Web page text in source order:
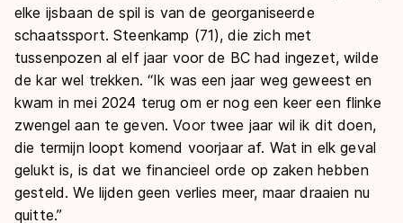
elke ijsbaan de spil is van de georganiseerde
schaatssport. Steenkamp (71), die zich met
tussenpozen al elf jaar voor de BC had ingezet, wilde
de kar wel trekken. “Ik was een jaar weg geweest en
kwam in mei 2024 terug om er nog een keer een flinke
zwengel aan te geven. Voor twee jaar wil ik dit doen,
die termijn loopt komend voorjaar af. Wat in elk geval
gelukt is, is dat we financieel orde op zaken hebben
gesteld. We lijden geen verlies meer, maar draaien nu
quitte.”